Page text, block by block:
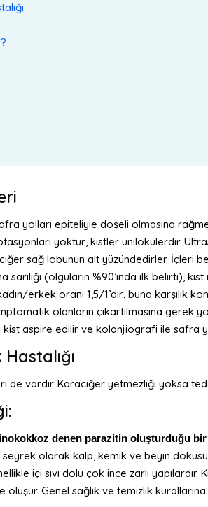
yolları epiteliyle döşeli olmasına
yoktur, kistler unilokülerdir.
sağ lobunun alt yüzündedirler. İçleri
sarılığı (olguların %90’ında ilk
erkek oranı 1,5/1’dir, buna karşılık
olanların çıkartılmasına
aspire edilir ve kolanjiografi ile safra
de vardır. Karaciğer yetmezliği yoksa
denen parazitin oluşturduğu
olarak kalp, kemik ve beyin
içi sıvı dolu çok ince zarlı
Genel sağlık ve temizlik